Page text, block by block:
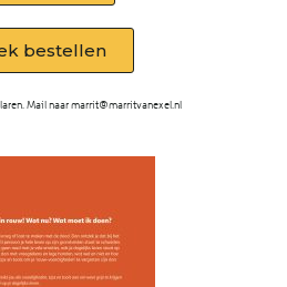
bestellen
Mail naar marrit@marritvanexel.nl